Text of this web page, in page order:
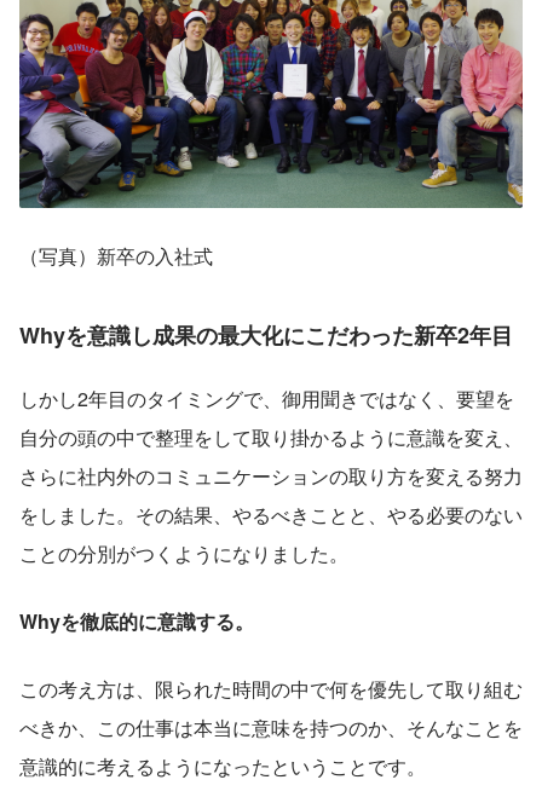
（写真）新卒の入社式
Whyを意識し成果の最大化にこだわった新卒2年目
しかし2年目のタイミングで、御用聞きではなく、要望を
自分の頭の中で整理をして取り掛かるように意識を変え、
さらに社内外のコミュニケーションの取り方を変える努力
をしました。その結果、やるべきことと、やる必要のない
ことの分別がつくようになりました。
Whyを徹底的に意識する。
この考え方は、限られた時間の中で何を優先して取り組む
べきか、この仕事は本当に意味を持つのか、そんなことを
意識的に考えるようになったということです。